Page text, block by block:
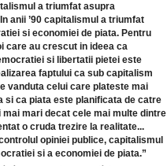
a triumfat asupra
anii ’90 capitalismul a triumfat
si economiei de piata. Pentru
care au crescut in ideea ca
si libertatii pietei este
faptului ca sub capitalism
vanduta celui care plateste mai
si ca piata este planificata de catre
mari decat cele mai multe dintre
o cruda trezire la realitate...
opiniei publice, capitalismul
si a economiei de piata.”